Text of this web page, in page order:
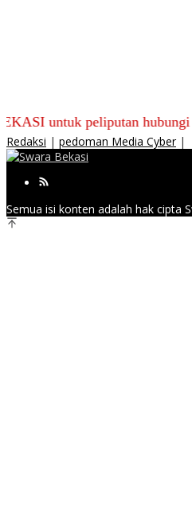
peliputan hubungi nomor
Redaksi | pedoman Media Cyber|
Semua isi konten adalah hak cipta